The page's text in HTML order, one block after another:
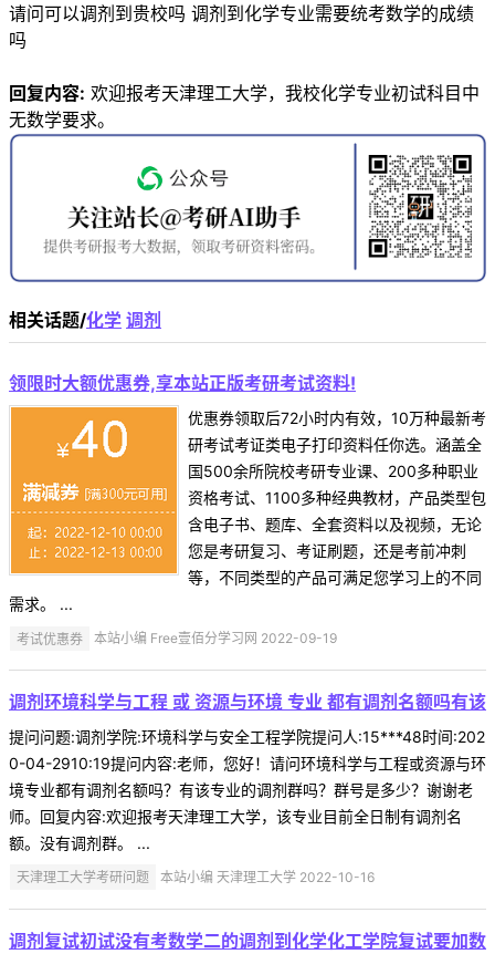
请问可以调剂到贵校吗 调剂到化学专业需要统考数学的成绩
吗
回复内容: 欢迎报考天津理工大学，我校化学专业初试科目中
无数学要求。
相关话题/化学 调剂
领限时大额优惠券,享本站正版考研考试资料!
优惠券领取后72小时内有效，10万种最新考
研考试考证类电子打印资料任你选。涵盖全
国500余所院校考研专业课、200多种职业
资格考试、1100多种经典教材，产品类型包
含电子书、题库、全套资料以及视频，无论
您是考研复习、考证刷题，还是考前冲刺
等，不同类型的产品可满足您学习上的不同
需求。 ...
考试优惠券 本站小编 Free壹佰分学习网 2022-09-19
调剂环境科学与工程 或 资源与环境 专业 都有调剂名额吗有该
提问问题:调剂学院:环境科学与安全工程学院提问人:15***48时间:202
0-04-2910:19提问内容:老师，您好！请问环境科学与工程或资源与环
境专业都有调剂名额吗？有该专业的调剂群吗？群号是多少？谢谢老
师。回复内容:欢迎报考天津理工大学，该专业目前全日制有调剂名
额。没有调剂群。 ...
天津理工大学考研问题 本站小编 天津理工大学 2022-10-16
调剂复试初试没有考数学二的调剂到化学化工学院复试要加数